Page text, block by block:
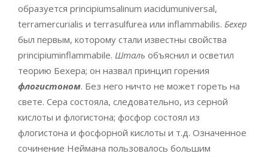
образуется principiumsalinum иacidumuniversal,
terramercurialis и terrasulfurea или inflammabilis. Бехер
был первым, которому стали известны свойства
principiuminflammabile. Шталь объяснил и осветил
теорию Бехера; он назвал принцип горения
флогистоном. Без него ничто не может гореть на
свете. Сера состояла, следовательно, из серной
кислоты и флогистона; фосфор состоял из
флогистона и фосфорной кислоты и т.д. Означенное
сочинение Неймана пользовалось большим